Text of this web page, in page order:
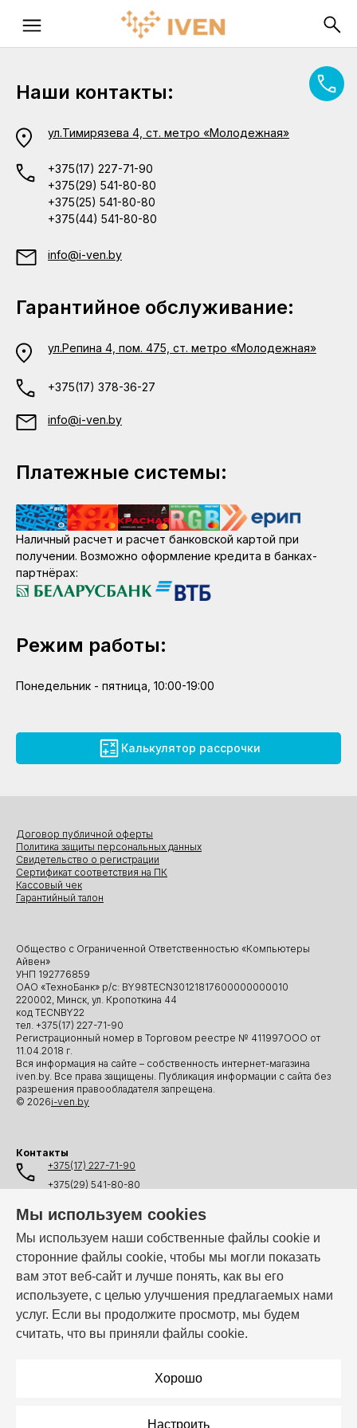
Мы используем cookies
Мы используем наши собственные файлы cookie и
сторонние файлы cookie, чтобы мы могли показать
вам этот веб-сайт и лучше понять, как вы его
используете, с целью улучшения предлагаемых нами
услуг. Если вы продолжите просмотр, мы будем
считать, что вы приняли файлы cookie.
Хорошо
Настроить
Наши контакты:
ул.Тимирязева 4, ст. метро «Молодежная»
+375(17) 227-71-90
+375(29) 541-80-80
+375(25) 541-80-80
+375(44) 541-80-80
info@i-ven.by
Гарантийное обслуживание:
ул.Репина 4, пом. 475, ст. метро «Молодежная»
+375(17) 378-36-27
info@i-ven.by
Платежные системы:
Наличный расчет и расчет банковской картой при
получении. Возможно оформление кредита в банках-
партнёрах:
Режим работы:
Понедельник - пятница, 10:00-19:00
Калькулятор рассрочки
Общество с Ограниченной Ответственностью «Компьютеры
Айвен»
УНП 192776859
ОАО «ТехноБанк» р/с: BY98TECN30121817600000000010
220002, Минск, ул. Кропоткина 44
код TECNBY22
тел. +375(17) 227-71-90
Регистрационный номер в Торговом реестре № 411997ООО от
11.04.2018 г.
Вся информация на сайте – собственность интернет-магазина
iven.by. Все права защищены. Публикация информации с сайта без
разрешения правообладателя запрещена.
© 2026i-ven.by
Договор публичной оферты
Политика защиты персональных данных
Свидетельство о регистрации
Сертификат соответствия на ПК
Кассовый чек
Гарантийный талон
Контакты
+375(17) 227-71-90
+375(29) 541-80-80
+375(44) 541-80-80
info@i-ven.by
Мы в мессенджерах:
Режим работы: Пн–Пт: 10:00 – 19:00